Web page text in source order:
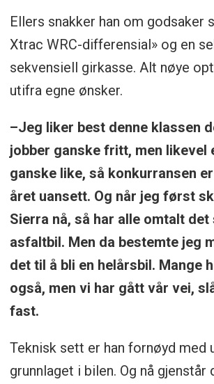
Ellers snakker han om godsaker
Xtrac WRC-differensial» og en
sekvensiell girkasse. Alt nøye
utifra egne ønsker.
–Jeg liker best denne klassen
jobber ganske fritt, men likevel
ganske like, så konkurransen
året uansett. Og når jeg først
Sierra nå, så har alle omtalt det
asfaltbil. Men da bestemte jeg
det til å bli en helårsbil. Mange
også, men vi har gått vår vei,
fast.
Teknisk sett er han fornøyd med
grunnlaget i bilen. Og nå